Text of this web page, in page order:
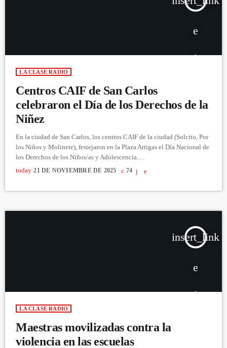
LA CLASE RADIO
Centros CAIF de San Carlos
celebraron el Día de los Derechos de la
Niñez
En la ciudad de San Carlos, los centros CAIF de la ciudad (Solcito, Por
los Niños y Molinete), festejaron en la Plaza Artigas el Día Nacional de
los Derechos de los Niños/as y Adolescencia.
https://www.youtube.com/watch?v=O24GIo17Y-c&t=1s
today 21 DE NOVIEMBRE DE 2025 74
insert_link
LA CLASE RADIO
Maestras movilizadas contra la
violencia en las escuelas